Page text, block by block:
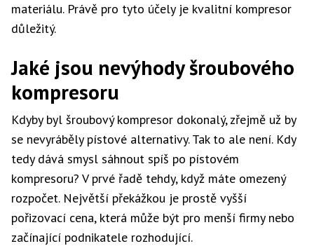
materiálu. Právě pro tyto účely je kvalitní kompresor
důležitý.
Jaké jsou nevýhody šroubového
kompresoru
Kdyby byl šroubový kompresor dokonalý, zřejmě už by
se nevyráběly pístové alternativy. Tak to ale není. Kdy
tedy dává smysl sáhnout spíš po pístovém
kompresoru? V prvé řadě tehdy, když máte omezený
rozpočet. Největší překážkou je prostě vyšší
pořizovací cena, která může být pro menší firmy nebo
začínající podnikatele rozhodující.